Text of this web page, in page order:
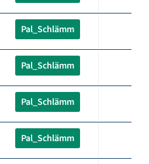
Pal_Schlämm
Pal_Schlämm
Pal_Schlämm
Pal_Schlämm